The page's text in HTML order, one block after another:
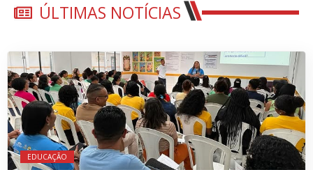
ÚLTIMAS NOTÍCIAS
EDUCAÇÃO